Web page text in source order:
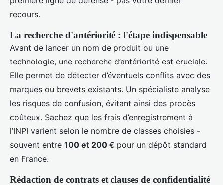
recours.
La recherche d'antériorité : l'étape indispensable
Avant de lancer un nom de produit ou une
technologie, une recherche d’antériorité est cruciale.
Elle permet de détecter d’éventuels conflits avec des
marques ou brevets existants. Un spécialiste analyse
les risques de confusion, évitant ainsi des procès
coûteux. Sachez que les frais d’enregistrement à
l’INPI varient selon le nombre de classes choisies -
souvent entre 100 et 200 € pour un dépôt standard
en France.
Rédaction de contrats et clauses de confidentialité